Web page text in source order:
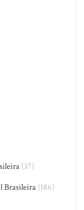
(37)
Brasileira (186)